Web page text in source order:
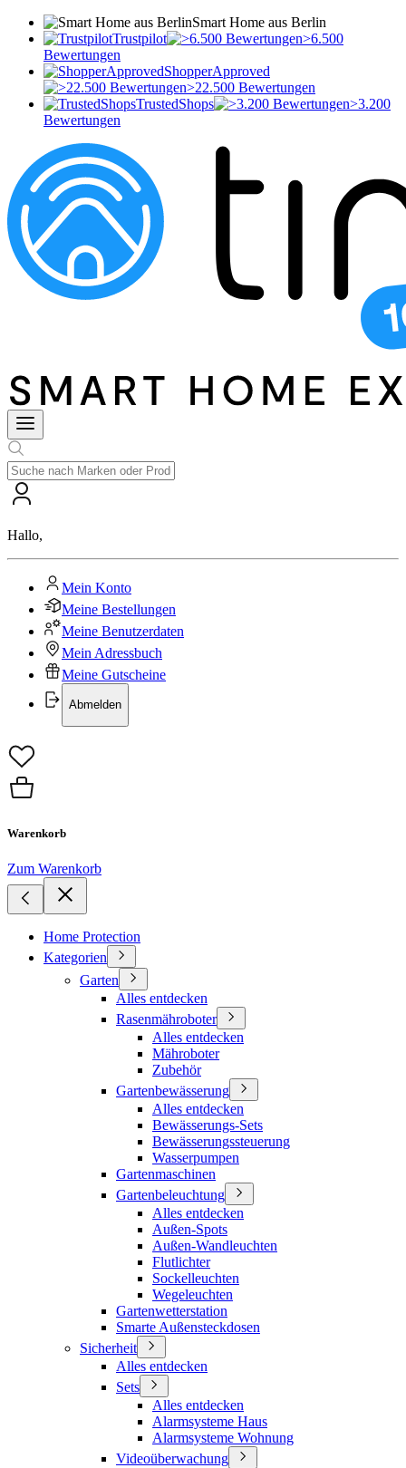
Smart Home aus Berlin
Trustpilot
>6.500
Bewertungen
ShopperApproved
>22.500 Bewertungen
TrustedShops
>3.200
Bewertungen
Hallo,
Mein Konto
Meine Bestellungen
Meine Benutzerdaten
Mein Adressbuch
Meine Gutscheine
Abmelden
Warenkorb
Zum Warenkorb
Home Protection
Kategorien
Garten
Alles entdecken
Rasenmähroboter
Alles entdecken
Mähroboter
Zubehör
Gartenbewässerung
Alles entdecken
Bewässerungs-Sets
Bewässerungssteuerung
Wasserpumpen
Gartenmaschinen
Gartenbeleuchtung
Alles entdecken
Außen-Spots
Außen-Wandleuchten
Flutlichter
Sockelleuchten
Wegeleuchten
Gartenwetterstation
Smarte Außensteckdosen
Sicherheit
Alles entdecken
Sets
Alles entdecken
Alarmsysteme Haus
Alarmsysteme Wohnung
Videoüberwachung